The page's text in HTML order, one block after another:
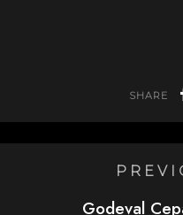
SHARE
Godeval